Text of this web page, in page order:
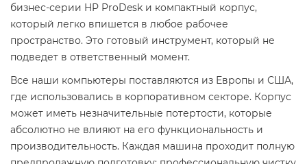
бизнес-серии HP ProDesk и компактный корпус,
который легко впишется в любое рабочее
пространство. Это готовый инструмент, который не
подведет в ответственный момент.
Все наши компьютеры поставляются из Европы и США,
где использовались в корпоративном секторе. Корпус
может иметь незначительные потертости, которые
абсолютно не влияют на его функциональность и
производительность. Каждая машина проходит полную